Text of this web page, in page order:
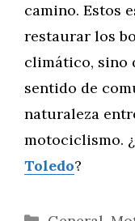
camino. Estos
restaurar los
climático, sino
sentido de
naturaleza
motociclismo.
Toledo?